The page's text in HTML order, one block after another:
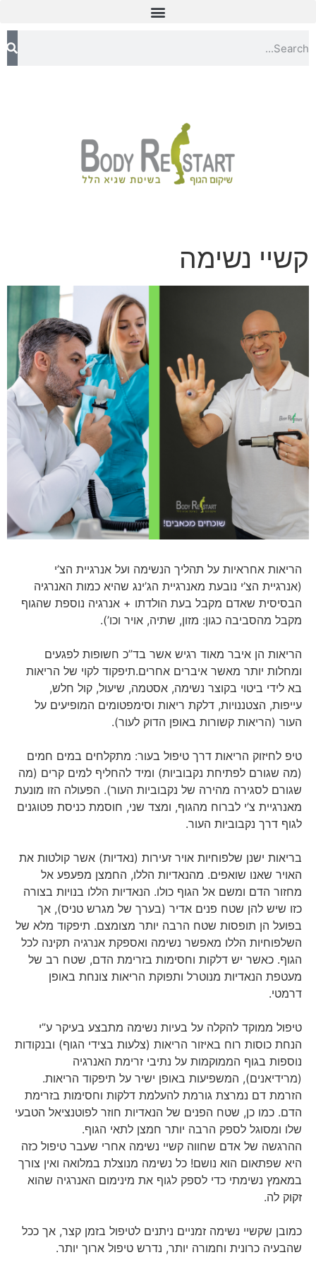
קשיי נשימה
הריאות אחראיות על תהליך הנשימה ועל אנרגיית הצ’י
(אנרגיית הצ’י נובעת מאנרגיית הג’ינג שהיא כמות האנרגיה
הבסיסית שאדם מקבל בעת הולדתו + אנרגיה נוספת שהגוף
מקבל מהסביבה כגון: מזון, שתיה, אויר וכו’).
הריאות הן איבר מאוד רגיש אשר בד”כ חשופות לפגעים
ומחלות יותר מאשר איברים אחרים.תיפקוד לקוי של הריאות
בא לידי ביטוי בקוצר נשימה, אסטמה, שיעול, קול חלש,
עייפות, הצטננויות, דלקת ריאות וסימפטומים המופיעים על
העור (הריאות קשורות באופן הדוק לעור).
טיפ לחיזוק הריאות דרך טיפול בעור: מתקלחים במים חמים
(מה שגורם לפתיחת נקבוביות) ומיד להחליף למים קרים (מה
שגורם לסגירה מהירה של נקבוביות העור). הפעולה הזו מונעת
מאנרגיית צ’י לברוח מהגוף, ומצד שני, חוסמת כניסת פטוגנים
לגוף דרך נקבוביות העור.
בריאות ישנן שלפוחיות אויר זעירות (נאדיות) אשר קולטות את
האויר שאנו שואפים. מהנאדיות הללו, החמצן מפעפע אל
מחזור הדם ומשם אל הגוף כולו. הנאדיות הללו בנויות בצורה
כזו שיש להן שטח פנים אדיר (בערך של מגרש טניס), אך
בפועל הן תופסות שטח הרבה יותר מצומצם. תיפקוד מלא של
השלפוחיות הללו מאפשר נשימה ואספקת אנרגיה תקינה לכל
הגוף. כאשר יש דלקות וחסימות בזרימת הדם, שטח רב של
מעטפת הנאדיות מנוטרל ותפוקת הריאות צונחת באופן
דרמטי.
טיפול ממוקד להקלה על בעיות נשימה מתבצע בעיקר ע”י
הנחת כוסות רוח באיזור הריאות (צלעות בצידי הגוף) ובנקודות
נוספות בגוף הממוקמות על נתיבי זרימת האנרגיה
(מרידיאנים), המשפיעות באופן ישיר על תיפקוד הריאות.
הזרמת דם נמרצת גורמת להעלמת דלקות וחסימות בזרימת
הדם. כמו כן, שטח הפנים של הנאדיות חוזר לפוטנציאל הטבעי
שלו ומסוגל לספק הרבה יותר חמצן לתאי הגוף.
ההרגשה של אדם שחווה קשיי נשימה אחרי שעבר טיפול כזה
היא שפתאום הוא נושם! כל נשימה מנוצלת במלואה ואין צורך
במאמץ נשימתי כדי לספק לגוף את מינימום האנרגיה שהוא
זקוק לה.
כמובן שקשיי נשימה זמניים ניתנים לטיפול בזמן קצר, אך ככל
שהבעיה כרונית וחמורה יותר, נדרש טיפול ארוך יותר.